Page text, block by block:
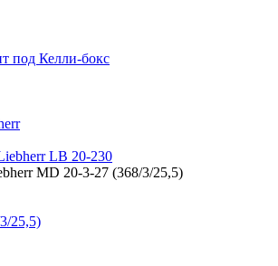
под Келли-бокс
LB 20-230
MD 20-3-27 (368/3/25,5)